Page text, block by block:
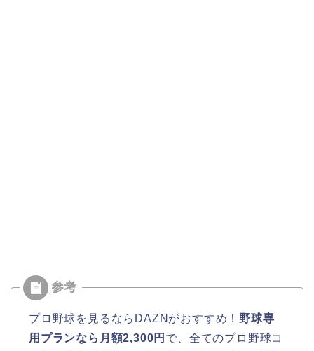
プロ野球を見るならDAZNがおすすめ！ 野球専
用プランなら月額2,300円 で、全てのプロ野球コ